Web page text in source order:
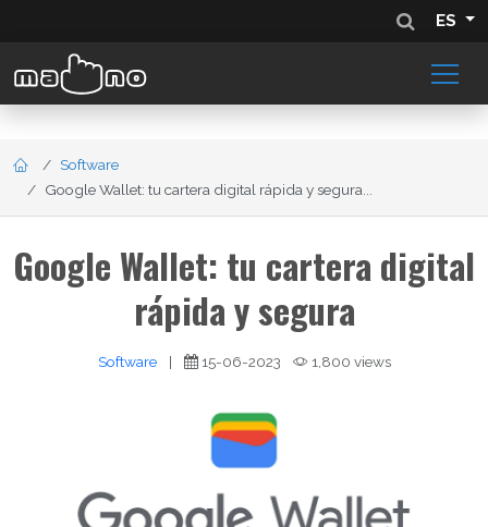
ES
Software
Google Wallet: tu cartera digital rápida y segura...
Google Wallet: tu cartera digital
rápida y segura
Software | 15-06-2023 1,800 views